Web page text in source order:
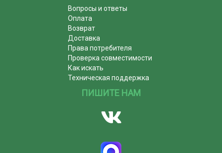
Вопросы и ответы
Оплата
Возврат
Доставка
Права потребителя
Проверка совместимости
Как искать
Техническая поддержка
ПИШИТЕ НАМ